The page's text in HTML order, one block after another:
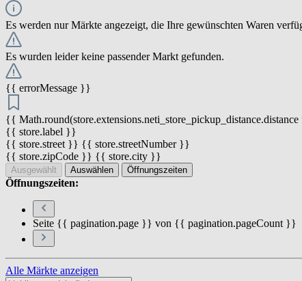
Es werden nur Märkte angezeigt, die Ihre gewünschten Waren
Es wurden leider keine passender Markt gefunden.
{{ errorMessage }}
{{
{{ store.label }}
{{ store.street }} {{ store.streetNumber }}
{{ store.zipCode }} {{ store.city }}
Ausgewählt Auswählen Öffnungszeiten
Öffnungszeiten:
Seite {{ pagination.page }} von {{ pagination.pageCount }}
Alle Märkte anzeigen